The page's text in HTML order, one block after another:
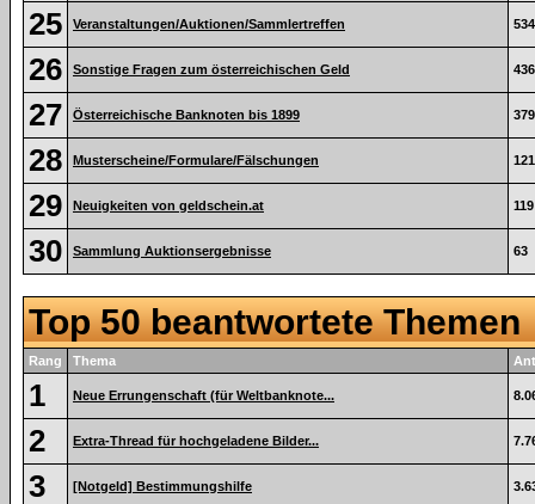
25 Veranstaltungen/Auktionen/Sammlertreffen 534
26 Sonstige Fragen zum österreichischen Geld 436
27 Österreichische Banknoten bis 1899 379
28 Musterscheine/Formulare/Fälschungen 121
29 Neuigkeiten von geldschein.at 119
30 Sammlung Auktionsergebnisse 63
Top 50 beantwortete Themen
Rang Thema
1 Neue Errungenschaft (für Weltbanknote...
2 Extra-Thread für hochgeladene Bilder...
3 [Notgeld] Bestimmungshilfe